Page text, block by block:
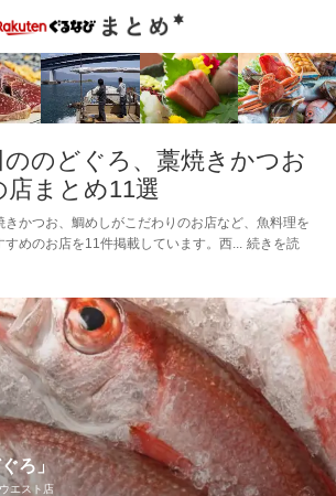
ののどぐろ、藁焼きかつお
まとめ11選
かつお、鯛めしがこだわりのお店など、魚料理を
すめのお店を11件掲載しています。西
続きを読
ろ」
エスト店